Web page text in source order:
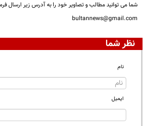
شما می توانید مطالب و تصاویر خود را به آدرس زیر ارسال
bultannews@gmail.com
نظر شما
نام
ایمیل